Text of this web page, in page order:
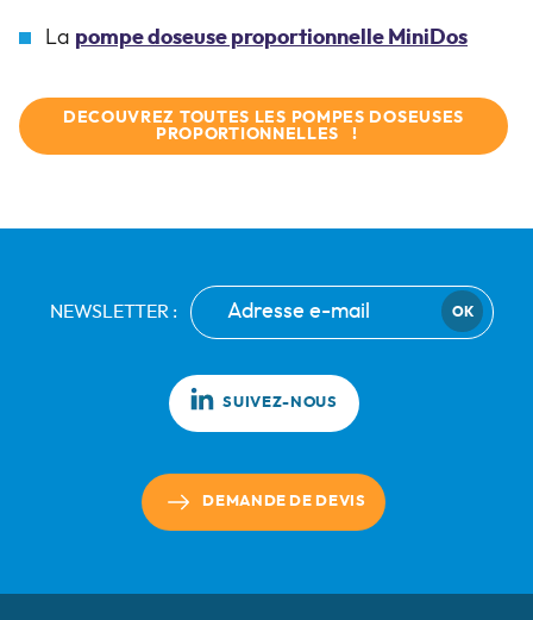
La pompe doseuse proportionnelle MiniDos
DECOUVREZ TOUTES LES POMPES DOSEUSES
PROPORTIONNELLES !
NEWSLETTER : OK
SUIVEZ-NOUS
DEMANDE DE DEVIS